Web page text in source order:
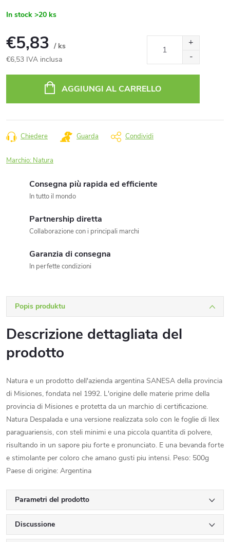
In stock >20 ks
€5,83 / ks
€6,53 IVA inclusa
AGGIUNGI AL CARRELLO
Chiedere Guarda Condividi
Marchio: Natura
Consegna più rapida ed efficiente
In tutto il mondo
Partnership diretta
Collaborazione con i principali marchi
Garanzia di consegna
In perfette condizioni
Popis produktu
Descrizione dettagliata del
prodotto
Natura e un prodotto dell'azienda argentina SANESA della provincia
di Misiones, fondata nel 1992. L'origine delle materie prime della
provincia di Misiones e protetta da un marchio di certificazione.
Natura Despalada e una versione realizzata solo con le foglie di Ilex
paraguariensis, con steli minimi e una piccola quantita di polvere,
risultando in un sapore piu forte e pronunciato. E una bevanda forte
e stimolante per coloro che amano gusti piu intensi. Peso: 500g
Paese di origine: Argentina
Parametri del prodotto
Discussione